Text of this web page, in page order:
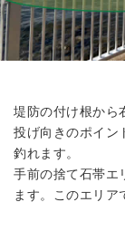
堤防の付け根から
投げ向きのポイン
釣れます。
手前の捨て石帯エ
ます。このエリア